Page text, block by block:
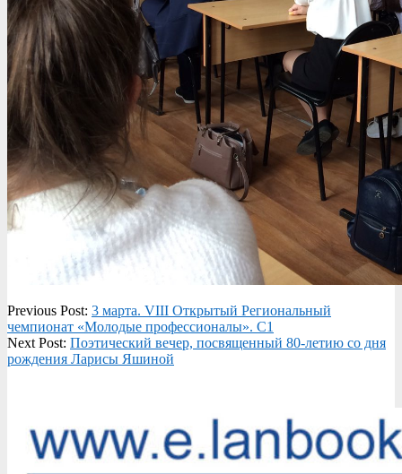
2021-
03-
04
Previous Post: 3 марта. VIII Открытый Региональный
чемпионат «Молодые профессионалы». С1
Next Post: Поэтический вечер, посвященный 80-летию со дня
рождения Ларисы Яшиной